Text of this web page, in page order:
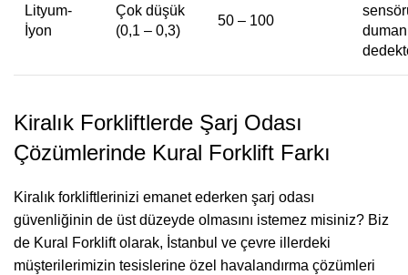
Lityum-
İyon
Çok düşük
(0,1 – 0,3)
50 – 100
duman
Kiralık Forkliftlerde Şarj Odası
Çözümlerinde Kural Forklift Farkı
Kiralık forkliftlerinizi emanet ederken şarj odası
güvenliğinin de üst düzeyde olmasını istemez misiniz? Biz
de Kural Forklift olarak, İstanbul ve çevre illerdeki
müşterilerimizin tesislerine özel havalandırma çözümleri